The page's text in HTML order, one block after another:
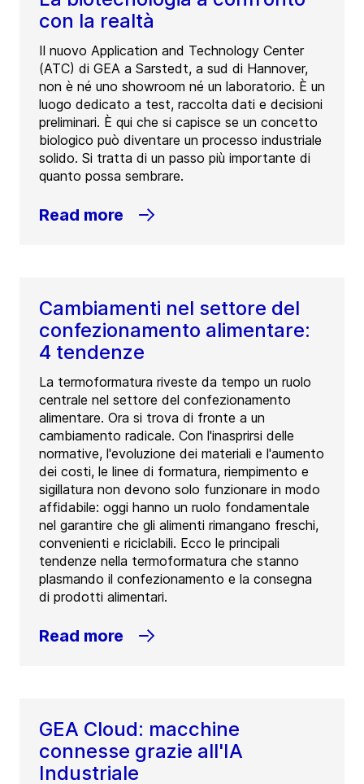
con la realtà
Il nuovo Application and Technology Center
(ATC) di GEA a Sarstedt, a sud di Hannover,
non è né uno showroom né un laboratorio. È un
luogo dedicato a test, raccolta dati e decisioni
preliminari. È qui che si capisce se un concetto
biologico può diventare un processo industriale
solido. Si tratta di un passo più importante di
quanto possa sembrare.
Read more
Cambiamenti nel settore del
confezionamento alimentare:
4 tendenze
La termoformatura riveste da tempo un ruolo
centrale nel settore del confezionamento
alimentare. Ora si trova di fronte a un
cambiamento radicale. Con l'inasprirsi delle
normative, l'evoluzione dei materiali e l'aumento
dei costi, le linee di formatura, riempimento e
sigillatura non devono solo funzionare in modo
affidabile: oggi hanno un ruolo fondamentale
nel garantire che gli alimenti rimangano freschi,
convenienti e riciclabili. Ecco le principali
tendenze nella termoformatura che stanno
plasmando il confezionamento e la consegna
di prodotti alimentari.
Read more
GEA Cloud: macchine
connesse grazie all'IA
Industriale